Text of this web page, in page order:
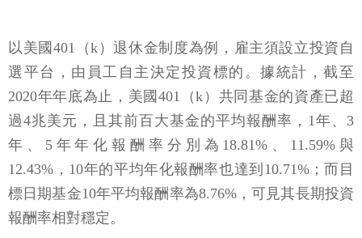
以美國401（k）退休金制度為例，雇主須設立投資自
選平台，由員工自主決定投資標的。據統計，截至
2020年年底為止，美國401（k）共同基金的資產已超
過4兆美元，且其前百大基金的平均報酬率，1年、3
年、5年年化報酬率分別為18.81%、11.59%與
12.43%，10年的平均年化報酬率也達到10.71%；而目
標日期基金10年平均報酬率為8.76%，可見其長期投資
報酬率相對穩定。